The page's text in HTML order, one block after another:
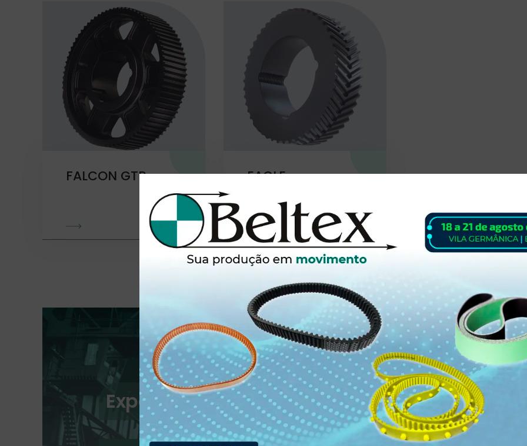
FALCON GTR EAGLE
Experiência que transforma